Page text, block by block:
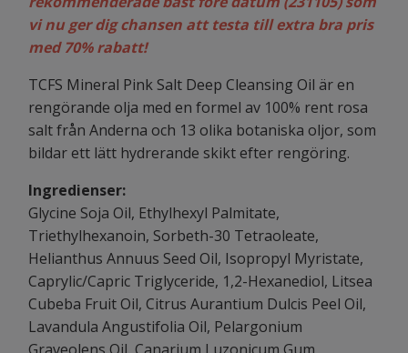
vi nu ger dig chansen att testa till extra bra pris
med 70% rabatt!
TCFS Mineral Pink Salt Deep Cleansing Oil är en
rengörande olja med en formel av 100% rent rosa
salt från Anderna och 13 olika botaniska oljor, som
bildar ett lätt hydrerande skikt efter rengöring.
Ingredienser:
Glycine Soja Oil, Ethylhexyl Palmitate,
Triethylhexanoin, Sorbeth-30 Tetraoleate,
Helianthus Annuus Seed Oil, Isopropyl Myristate,
Caprylic/Capric Triglyceride, 1,2-Hexanediol, Litsea
Cubeba Fruit Oil, Citrus Aurantium Dulcis Peel Oil,
Lavandula Angustifolia Oil, Pelargonium
Graveolens Oil, Canarium Luzonicum Gum